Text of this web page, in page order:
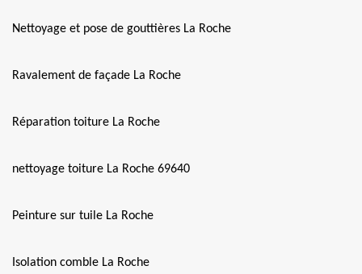
Nettoyage et pose de gouttières La Roche
Ravalement de façade La Roche
Réparation toiture La Roche
nettoyage toiture La Roche 69640
Peinture sur tuile La Roche
Isolation comble La Roche